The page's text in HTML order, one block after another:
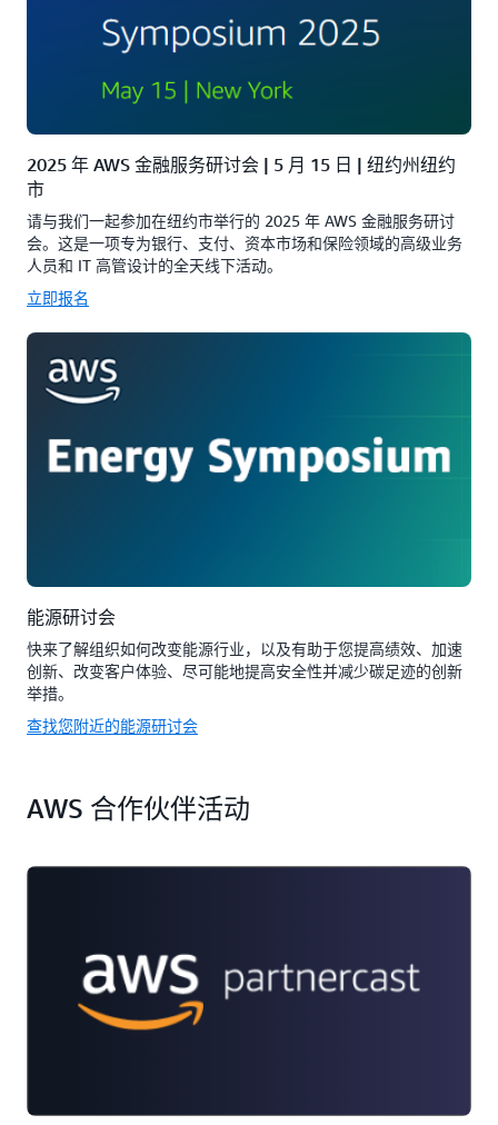
2025 年 AWS 金融服务研讨会 | 5 月 15 日 | 纽约州纽约
市
请与我们一起参加在纽约市举行的 2025 年 AWS 金融服务研讨
会。这是一项专为银行、支付、资本市场和保险领域的高级业务
人员和 IT 高管设计的全天线下活动。
立即报名
能源研讨会
快来了解组织如何改变能源行业，以及有助于您提高绩效、加速
创新、改变客户体验、尽可能地提高安全性并减少碳足迹的创新
举措。
查找您附近的能源研讨会
AWS 合作伙伴活动